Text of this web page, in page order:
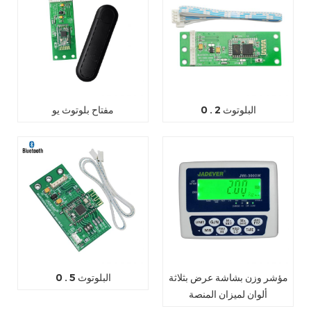
مفتاح بلوتوث يو البلوتوث 2 . 0
البلوتوث 5 . 0
مؤشر وزن بشاشة عرض بثلاثة
ألوان لميزان المنصة